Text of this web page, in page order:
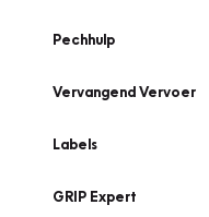
Pechhulp
Vervangend Vervoer
Labels
GRIP Expert